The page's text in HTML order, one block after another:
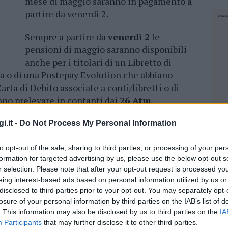
- Do Not Process My Personal Information
opt-out of the sale, sharing to third parties, or processing of your
for targeted advertising by us, please use the below opt-out
selection. Please note that after your opt-out request is processed
interest-based ads based on personal information utilized by us
to third parties prior to your opt-out. You may separately
of your personal information by third parties on the IAB’s list of
This information may also be disclosed by us to third parties on the
Participants that may further disclose it to other third parties.
partire da venerdì 2.
Sempre a partire davenerdì 2 le
pensioni di maggio saranno disponibili
anche per i titolari di un Libretto di
o di una Postepay Evolution che abbiano
di Debito associate a conti/libretti o di
prelevare in contanti dai26 Atm
allo sportello. Inoltre, i possessori di
potranno usufruire gratuitamente di
un risarcimento
ore successive al prelievo effettuato sia
Postamat.
alla media, Poste Italiane consiglia a
a ritirare la pensione in tarda
privilegiando i giorni successivi ai
consultare il sitowww.poste.it o